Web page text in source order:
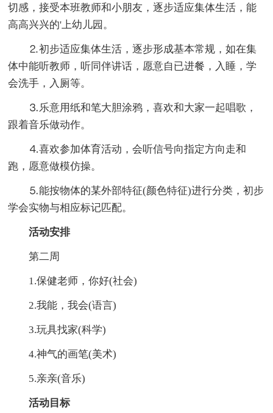
切感，接受本班教师和小朋友，逐步适应集体生活，能
高高兴兴的'上幼儿园。
⒉初步适应集体生活，逐步形成基本常规，如在集
体中能听教师，听同伴讲话，愿意自已进餐，入睡，学
会洗手，入厕等。
⒊乐意用纸和笔大胆涂鸦，喜欢和大家一起唱歌，
跟着音乐做动作。
⒋喜欢参加体育活动，会听信号向指定方向走和
跑，愿意做模仿操。
⒌能按物体的某外部特征(颜色特征)进行分类，初步
学会实物与相应标记匹配。
活动安排
第二周
1.保健老师，你好(社会)
2.我能，我会(语言)
3.玩具找家(科学)
4.神气的画笔(美术)
5.亲亲(音乐)
活动目标